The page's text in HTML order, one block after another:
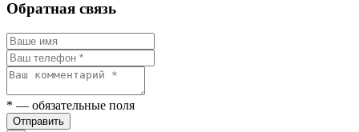
Обратная связь
* — обязательные поля
Отправить